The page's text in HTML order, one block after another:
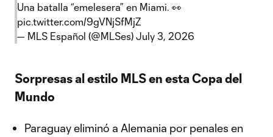
Una batalla “emelesera” en Miami. 👀
pic.twitter.com/9gVNjSfMjZ
— MLS Español (@MLSes) July 3, 2026
Sorpresas al estilo MLS en esta Copa del
Mundo
Paraguay eliminó a Alemania por penales en